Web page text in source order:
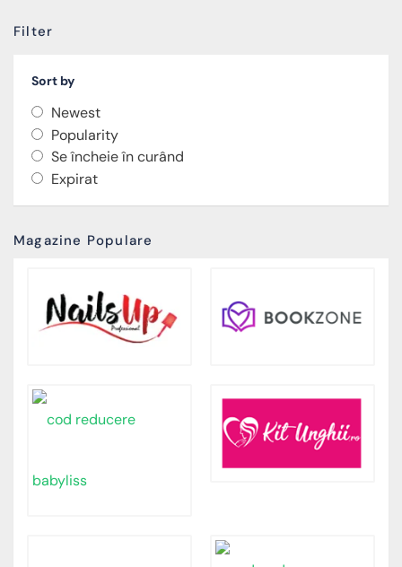
Filter
Sort by
Newest
Popularity
Se încheie în curând
Expirat
Magazine Populare